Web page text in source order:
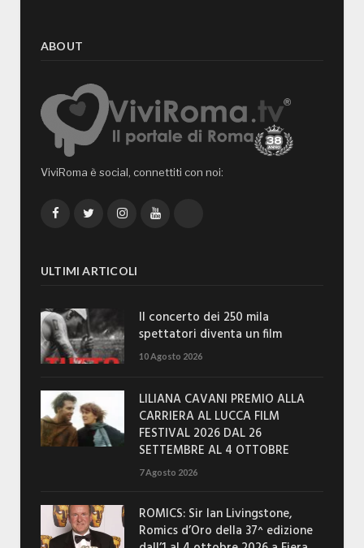
ABOUT
ViviRoma è social, connettiti con noi:
FacebookTwitterInstagramYouTube
ULTIMI ARTICOLI
Il concerto dei 250 mila
spettatori diventa un film
10 Agosto 2026
LILIANA CAVANI PREMIO ALLA
CARRIERA AL LUCCA FILM
FESTIVAL 2026 DAL 26
SETTEMBRE AL 4 OTTOBRE
7 Agosto 2026
ROMICS: Sir Ian Livingstone,
Romics d’Oro della 37^ edizione